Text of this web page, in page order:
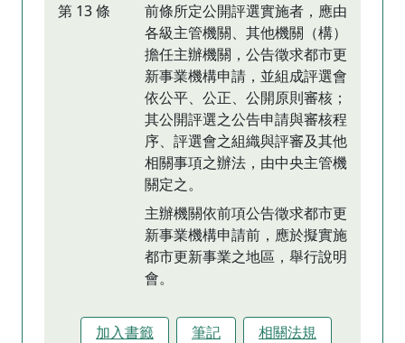
第 13 條
前條所定公開評選實施者，應由
各級主管機關、其他機關（構）
擔任主辦機關，公告徵求都市更
新事業機構申請，並組成評選會
依公平、公正、公開原則審核；
其公開評選之公告申請與審核程
序、評選會之組織與評審及其他
相關事項之辦法，由中央主管機
關定之。
主辦機關依前項公告徵求都市更
新事業機構申請前，應於擬實施
都市更新事業之地區，舉行說明
會。
加入書籤 筆記 相關法規